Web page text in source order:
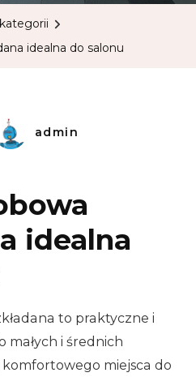
idealna do salonu
admin
idealna
to praktyczne i
małych i średnich
miejsca do